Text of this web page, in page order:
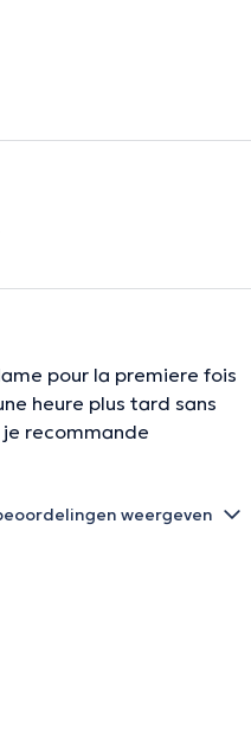
pour la premiere fois
heure plus tard sans
recommande
weergeven